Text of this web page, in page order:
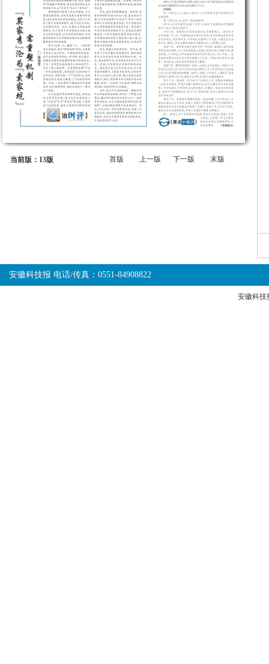
当前版：13版 首版 上一版 下一版 末版
安徽科技报 电话/传真：0551-84908822
安徽科技